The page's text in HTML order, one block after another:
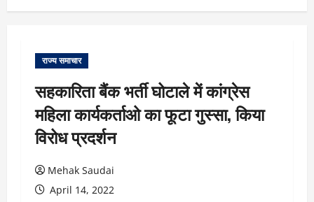
राज्य समाचार
सहकारिता बैंक भर्ती घोटाले में कांग्रेस
महिला कार्यकर्ताओ का फूटा गुस्सा, किया
विरोध प्रदर्शन
Mehak Saudai
April 14, 2022